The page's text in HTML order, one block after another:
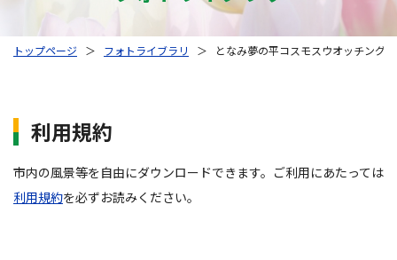
トップページ ＞ フォトライブラリ ＞ となみ夢の平コスモスウオッチング
利用規約
市内の風景等を自由にダウンロードできます。ご利用にあたっては
利用規約を必ずお読みください。